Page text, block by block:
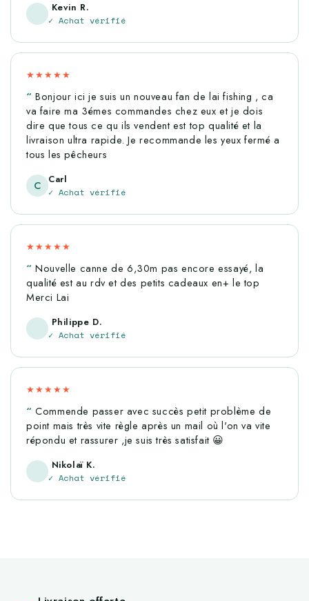
Date d'achat : 15/05/2025
Très bien protégé
Date d'achat : 02/05/2025
Livraison rapide comme d'habitude
Agnes S.
Date d'achat : 24/04/2025
Ludovic D. Publié le 10/11/2024 à 14:55.
Super produit
Date d'achat : 30/09/2024
Scion d'origine 👍
Kevin R.
✓ Achat vérifié
★★★★★
Bonjour ici je suis un nouveau fan de lai fishing , ca
va faire ma 3émes commandes chez eux et je dois
dire que tous ce qu ils vendent est top qualité et la
livraison ultra rapide. Je recommande les yeux fermé a
tous les pêcheurs
C Carl
✓ Achat vérifié
★★★★★
Nouvelle canne de 6,30m pas encore essayé, la
qualité est au rdv et des petits cadeaux en+ le top
Merci Lai
Philippe D.
✓ Achat vérifié
★★★★★
Commende passer avec succès petit problème de
point mais très vite règle après un mail où l'on va vite
répondu et rassurer ,je suis très satisfait 😀
Nikolaï K.
✓ Achat vérifié